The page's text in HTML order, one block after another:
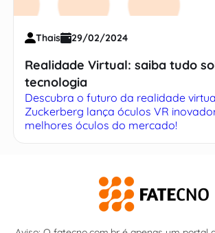
Thais 29/02/2024
Realidade Virtual: saiba tudo
tecnologia
Descubra o futuro da realidade
Zuckerberg lança óculos VR
melhores óculos do mercado!